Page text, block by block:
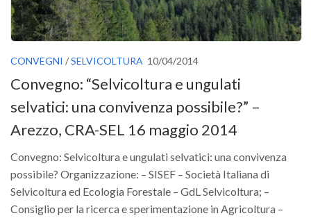
CONVEGNI /SELVICOLTURA 10/04/2014
Convegno: “Selvicoltura e ungulati
selvatici: una convivenza possibile?” –
Arezzo, CRA-SEL 16 maggio 2014
Convegno: Selvicoltura e ungulati selvatici: una convivenza
possibile? Organizzazione: – SISEF – Società Italiana di
Selvicoltura ed Ecologia Forestale – GdL Selvicoltura; –
Consiglio per la ricerca e sperimentazione in Agricoltura –